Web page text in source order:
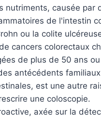
nutriments, causée par
de l'intestin
ou la colite
cancers colorectaux
de plus de 50 ans
antécédents
est une autre
une coloscopie.
axée sur la